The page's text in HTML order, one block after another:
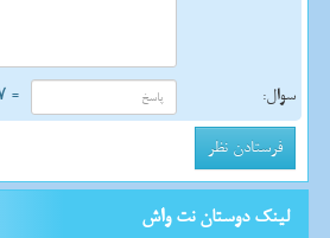
سوال: = ۷ بعلاوه ۵
لینک دوستان نت واش